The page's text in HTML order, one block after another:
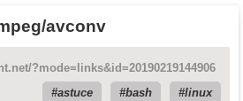
avconv
?mode=links&id=20190219144906
astuce
bash
linux